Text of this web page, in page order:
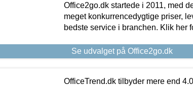
Office2go.dk startede i 2011, med
meget konkurrencedygtige priser,
bedste service i branchen. Klik her
Se udvalget på Office2go.dk
OfficeTrend.dk tilbyder mere end